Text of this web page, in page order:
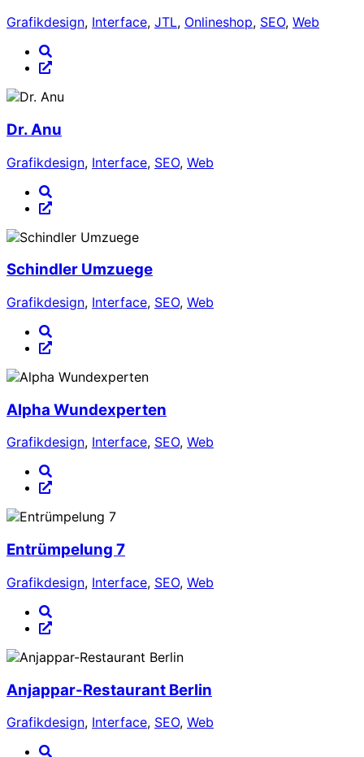
Grafikdesign, Interface, JTL, Onlineshop, SEO, Web
Dr. Anu
Grafikdesign, Interface, SEO, Web
Schindler Umzuege
Grafikdesign, Interface, SEO, Web
Alpha Wundexperten
Grafikdesign, Interface, SEO, Web
Entrümpelung 7
Grafikdesign, Interface, SEO, Web
Anjappar-Restaurant Berlin
Grafikdesign, Interface, SEO, Web